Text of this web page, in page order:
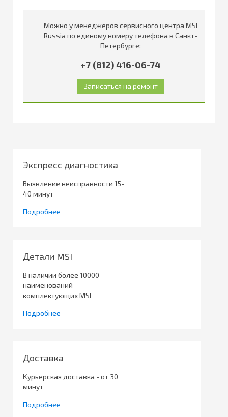
Можно у менеджеров сервисного центра MSI
Russia по единому номеру телефона в Санкт-
Петербурге:
+7 (812) 416-06-74
Экспресс диагностика
Выявление неисправности 15-
40 минут
Подробнее
Детали MSI
В наличии более 10000
наименований
комплектующих MSI
Подробнее
Доставка
Курьерская доставка - от 30
минут
Подробнее